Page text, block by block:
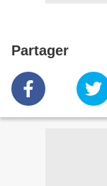
Partager